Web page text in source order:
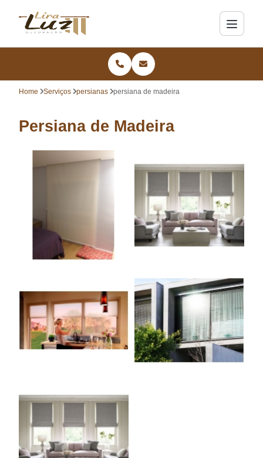
Home Serviços persianas persiana de madeira
Persiana de Madeira